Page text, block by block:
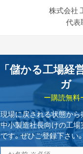
株式会社
代表
「儲かる工場経
ガ
ー購読無料
現場に戻される状態か
中小製造社長向けの工
です。ぜひご登録下さい。